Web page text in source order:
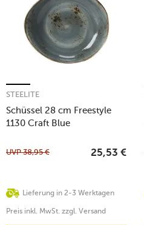
Schüssel 28 cm Freestyle
1130 Craft Blue
STEELITE
Lieferung in 2-3 Werktagen
UVP38,95 € 25,53 €
Preis inkl. MwSt. zzgl. Versand